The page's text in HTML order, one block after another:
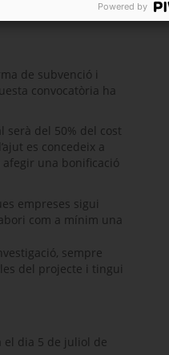
de subvenció i
convocatòria ha
serà del 50% del cost
es concedeix a
una bonificació
empreses sigui
com a mínim una
sempre
del projecte i tingui
el dia 5 de juliol de
Powered by